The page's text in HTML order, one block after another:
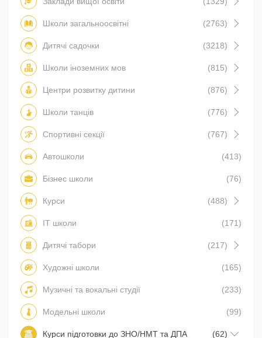
Школи загальноосвітні (2763)
Дитячі садочки (3218)
Школи іноземних мов (815)
Центри розвитку дитини (876)
Школи танців (776)
Спортивні секції (767)
Автошколи (413)
Бізнес школи (76)
Курси (488)
IT школи (171)
Дитячі табори (217)
Художні школи (165)
Музичні та вокальні студії (233)
Модельні школи (99)
Курси підготовки до ЗНО/НМТ та ДПА (62)